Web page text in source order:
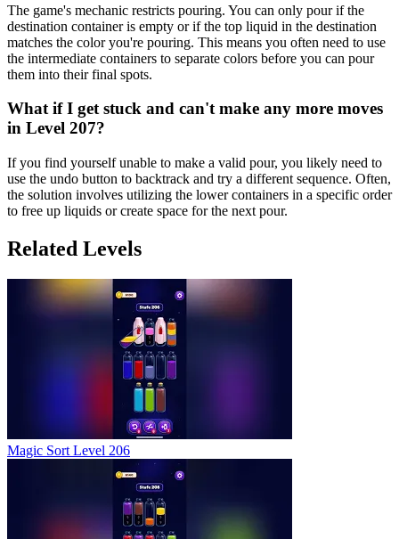
The game's mechanic restricts pouring. You can only pour if the
destination container is empty or if the top liquid in the destination
matches the color you're pouring. This means you often need to use
the intermediate containers to separate colors before you can pour
them into their final spots.
What if I get stuck and can't make any more moves
in Level 207?
If you find yourself unable to make a valid pour, you likely need to
use the undo button to backtrack and try a different sequence. Often,
the solution involves utilizing the lower containers in a specific order
to free up liquids or create space for the next pour.
Related Levels
Magic Sort Level 206